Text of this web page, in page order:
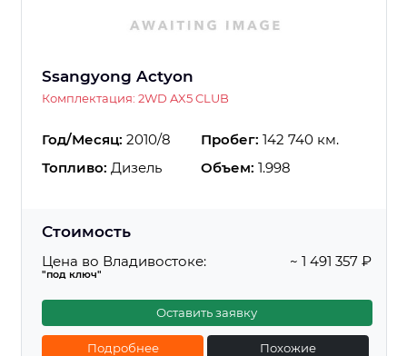
Ssangyong Actyon
Комплектация: 2WD AX5 CLUB
Год/Месяц: 2010/8 Пробег: 142 740 км.
Топливо: Дизель Объем: 1.998
Стоимость
Цена во Владивостоке:
"под ключ"
~ 1 491 357 ₽
Оставить заявку
Подробнее Похожие